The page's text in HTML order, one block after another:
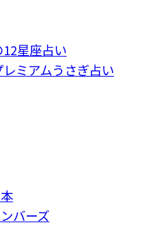
星座占い
ミアムうさぎ占い
バーズ